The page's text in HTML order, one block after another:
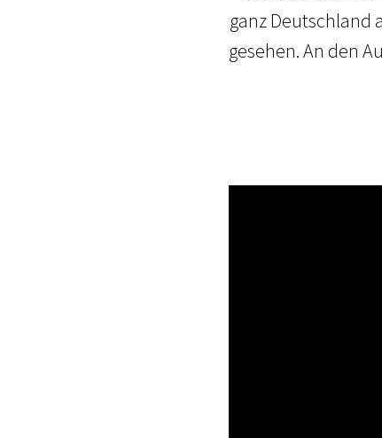
ganz Deutschland
gesehen. An den